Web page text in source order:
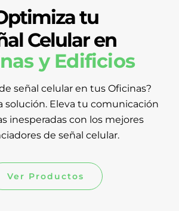
tu
Celular en
Negocio
de señal celular en Negocios?
Mejora la cobertura móvil
con tu Plan de Datos.
Ver Productos
tu
Celular en
y Edificios
señal celular en tus Oficinas?
solución. Eleva tu comunicación
inesperadas con los mejores
de señal celular.
Ver Productos
tu
Celular en
señal celular en hospitales?
solución. Eleva tu comunicación
inesperadas con los mejores
de señal celular.
Ver Productos